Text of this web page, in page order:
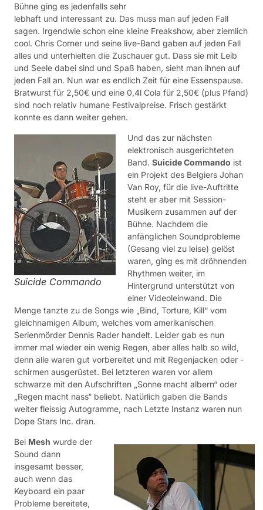
Bühne ging es jedenfalls sehr
lebhaft und interessant zu. Das muss man auf jeden Fall
sagen. Irgendwie schon eine kleine Freakshow, aber ziemlich
cool. Chris Corner und seine live-Band gaben auf jeden Fall
alles und unterhielten die Zuschauer gut. Dass sie mit Leib
und Seele dabei sind und Spaß haben, sieht man ihnen auf
jeden Fall an. Nun war es endlich Zeit für eine Essenspause.
Bratwurst für 2,50€ und eine 0,4l Cola für 2,50€ (plus Pfand)
sind noch relativ humane Festivalpreise. Frisch gestärkt
konnte es dann weiter gehen.
Suicide Commando
Und das zur nächsten
elektronisch ausgerichteten
Band. Suicide Commando ist
ein Projekt des Belgiers Johan
Van Roy, für die live-Auftritte
steht er aber mit Session-
Musikern zusammen auf der
Bühne. Nachdem die
anfänglichen Soundprobleme
(Gesang viel zu leise) gelöst
waren, ging es mit dröhnenden
Rhythmen weiter, im
Hintergrund unterstützt von
einer Videoleinwand. Die
Menge tanzte zu de Songs wie „Bind, Torture, Kill“ vom
gleichnamigen Album, welches vom amerikanischen
Serienmörder Dennis Rader handelt. Leider gab es nun
immer mal wieder ein wenig Regen, aber alles halb so wild,
denn alle waren gut vorbereitet und mit Regenjacken oder -
schirmen ausgerüstet. Bei letzteren waren vor allem
schwarze mit den Aufschriften „Sonne macht albern“ oder
„Regen macht nass“ beliebt. Natürlich gaben die Bands
weiter fleissig Autogramme, nach Letzte Instanz waren nun
Dope Stars Inc. dran.
Bei Mesh wurde der
Sound dann
insgesamt besser,
auch wenn das
Keyboard ein paar
Probleme bereitete,